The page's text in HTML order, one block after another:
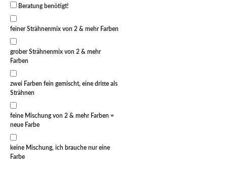
Beratung benötigt!
feiner Strähnenmix von 2 & mehr Farben
grober Strähnenmix von 2 & mehr
Farben
zwei Farben fein gemischt, eine dritte als
Strähnen
feine Mischung von 2 & mehr Farben =
neue Farbe
keine Mischung, ich brauche nur eine
Farbe